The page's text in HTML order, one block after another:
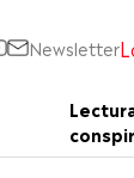
Newsletter